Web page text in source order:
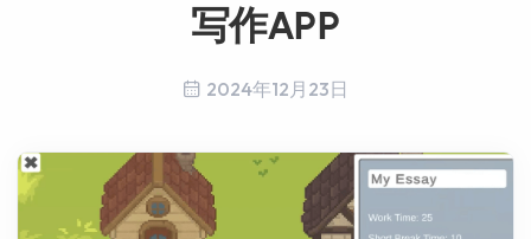
写作APP
2024年12月23日